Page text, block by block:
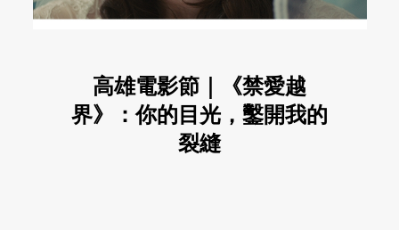
高雄電影節｜《禁愛越
界》：你的目光，鑿開我的
裂縫